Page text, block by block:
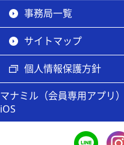
事務局一覧
サイトマップ
個人情報保護方針
マナミル（会員専用アプリ）
iOS